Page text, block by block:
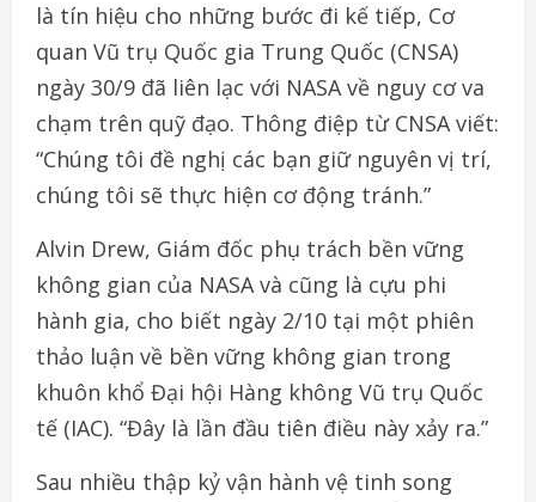
là tín hiệu cho những bước đi kế tiếp, Cơ
quan Vũ trụ Quốc gia Trung Quốc (CNSA)
ngày 30/9 đã liên lạc với NASA về nguy cơ va
chạm trên quỹ đạo. Thông điệp từ CNSA viết:
“Chúng tôi đề nghị các bạn giữ nguyên vị trí,
chúng tôi sẽ thực hiện cơ động tránh.”
Alvin Drew, Giám đốc phụ trách bền vững
không gian của NASA và cũng là cựu phi
hành gia, cho biết ngày 2/10 tại một phiên
thảo luận về bền vững không gian trong
khuôn khổ Đại hội Hàng không Vũ trụ Quốc
tế (IAC). “Đây là lần đầu tiên điều này xảy ra.”
Sau nhiều thập kỷ vận hành vệ tinh song